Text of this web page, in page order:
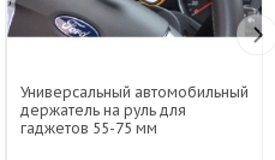
Универсальный автомобильный
держатель на руль для
гаджетов 55-75 мм